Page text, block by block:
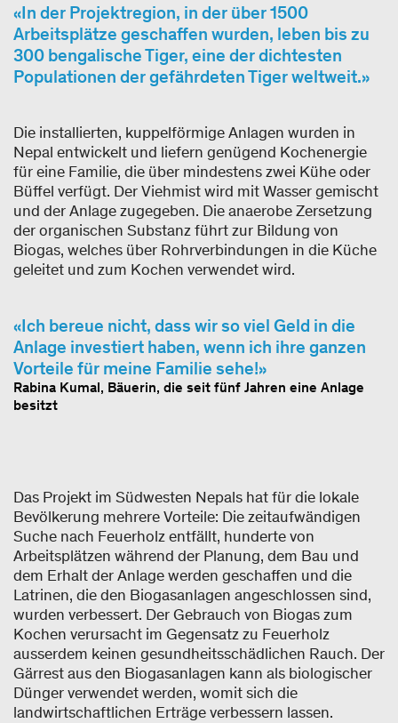
In der Projektregion, in der über 1500
Arbeitsplätze geschaffen wurden, leben bis zu
300 bengalische Tiger, eine der dichtesten
Populationen der gefährdeten Tiger weltweit.
Die installierten, kuppelförmige Anlagen wurden in
Nepal entwickelt und liefern genügend Kochenergie
für eine Familie, die über mindestens zwei Kühe oder
Büffel verfügt. Der Viehmist wird mit Wasser gemischt
und der Anlage zugegeben. Die anaerobe Zersetzung
der organischen Substanz führt zur Bildung von
Biogas, welches über Rohrverbindungen in die Küche
geleitet und zum Kochen verwendet wird.
Ich bereue nicht, dass wir so viel Geld in die
Anlage investiert haben, wenn ich ihre ganzen
Vorteile für meine Familie sehe!
Rabina Kumal, Bäuerin, die seit fünf Jahren eine Anlage
besitzt
Das Projekt im Südwesten Nepals hat für die lokale
Bevölkerung mehrere Vorteile: Die zeitaufwändigen
Suche nach Feuerholz entfällt, hunderte von
Arbeitsplätzen während der Planung, dem Bau und
dem Erhalt der Anlage werden geschaffen und die
Latrinen, die den Biogasanlagen angeschlossen sind,
wurden verbessert. Der Gebrauch von Biogas zum
Kochen verursacht im Gegensatz zu Feuerholz
ausserdem keinen gesundheitsschädlichen Rauch. Der
Gärrest aus den Biogasanlagen kann als biologischer
Dünger verwendet werden, womit sich die
landwirtschaftlichen Erträge verbessern lassen.